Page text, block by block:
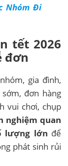
Nhóm Đi
tết 2026
đơn
gia đình,
đơn hàng
vui chơi, chụp
nghiệm quan
lượng lớn để
phát sinh rủi